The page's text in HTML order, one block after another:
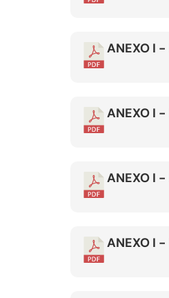
ANEXO I -
ANEXO I -
ANEXO I -
ANEXO I -